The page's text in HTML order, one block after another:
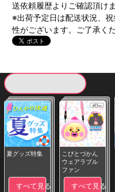
送依頼履歴よりご確認頂けま
※出荷予定日は配送状況、
性がございます。ご了承くだ
夏グッズ特集
すべて見る
こびとづかん
ウェアラブル
ファン
すべて見る